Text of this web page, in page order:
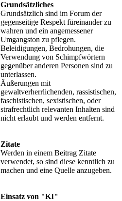
Grundsätzliches
Grundsätzlich sind im Forum der
gegenseitige Respekt füreinander zu
wahren und ein angemessener
Umgangston zu pflegen.
Beleidigungen, Bedrohungen, die
Verwendung von Schimpfwörtern
gegenüber anderen Personen sind zu
unterlassen.
Äußerungen mit
gewaltverherrlichenden, rassistischen,
faschistischen, sexistischen, oder
strafrechtlich relevanten Inhalten sind
nicht erlaubt und werden entfernt.
Zitate
Werden in einem Beitrag Zitate
verwendet, so sind diese kenntlich zu
machen und eine Quelle anzugeben.
Einsatz von "KI"